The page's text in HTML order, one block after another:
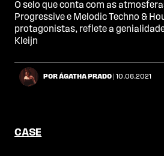
O selo que conta com as
Progressive e Melodic Techno &
protagonistas, reflete a
Kleijn
POR ÁGATHA PRADO | 10.06.2021
CASE